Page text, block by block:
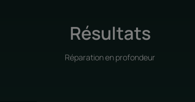
Résultats
Réparation en profondeur